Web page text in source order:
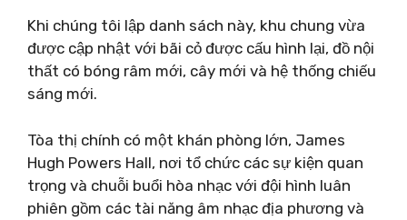
Khi chúng tôi lập danh sách này, khu chung vừa
được cập nhật với bãi cỏ được cấu hình lại, đồ nội
thất có bóng râm mới, cây mới và hệ thống chiếu
sáng mới.
Tòa thị chính có một khán phòng lớn, James
Hugh Powers Hall, nơi tổ chức các sự kiện quan
trọng và chuỗi buổi hòa nhạc với đội hình luân
phiên gồm các tài năng âm nhạc địa phương và